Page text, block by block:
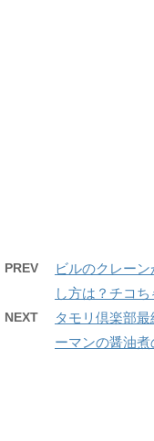
PREV
ビルのクレー
し方は？チコち
NEXT
タモリ倶楽部
ーマンの醤油